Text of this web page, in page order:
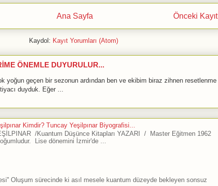
Önceki Kayıt
Ana Sayfa
Kaydol: Kayıt Yorumları (Atom)
ÖNEMLE DUYURULUR...
yoğun geçen bir sezonun ardından ben ve ekibim biraz zihnen resetlenme
duyduk. Eğer ...
Kimdir? Tuncay Yeşilpınar Biyografisi...
/Kuantum Düşünce Kitapları YAZARI / Master Eğitmen 1962
Lise dönemini İzmir'de ...
Oluşum sürecinde ki asıl mesele kuantum düzeyde bekleyen sonsuz